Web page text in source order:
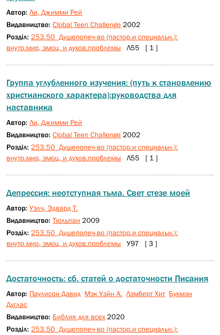
Автор:Ли, Джимми Рей
Видавництво:Clobal Teen Challenge 2002
Розділ: 253.50 Душепопеч-во (пастор.и специальн.):
внутр.мир, эмоц. и духов.проблемы Л55 [ 1 ]
Группа углубленного изучения: (путь к становлению
христианского характера):руководства для
наставника
Автор:Ли, Джимми Рей
Видавництво:Clobal Teen Challenge 2002
Розділ: 253.50 Душепопеч-во (пастор.и специальн.):
внутр.мир, эмоц. и духов.проблемы Л55 [ 1 ]
Депрессия: неотступная тьма. Свет стезе моей
Автор:Уэлч, Эдвард Т.
Видавництво:Тюльпан 2009
Розділ: 253.50 Душепопеч-во (пастор.и специальн.):
внутр.мир, эмоц. и духов.проблемы У97 [ 3 ]
Достаточность: сб. статей о достаточности Писания
Автор: Паулисон Дэвид Мэк Уэйн А. Лэмберт Хит Букмэн
Дуглас
Видавництво: Библия для всех 2020
Розділ: 253.50 Душепопеч-во (пастор.и специальн.):